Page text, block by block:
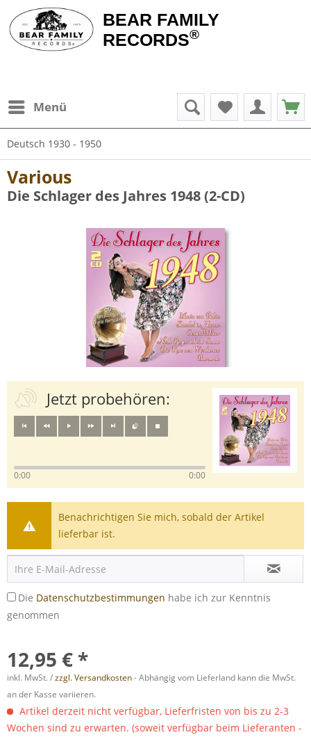
BEAR FAMILY
RECORDS®
Menü
Deutsch 1930 - 1950
Various
Die Schlager des Jahres 1948 (2-CD)
Jetzt probehören:
0:00 0:00
Benachrichtigen Sie mich, sobald der Artikel
lieferbar ist.
Die Datenschutzbestimmungen habe ich zur Kenntnis
genommen
12,95 € *
inkl. MwSt. /zzgl. Versandkosten- Abhängig vom Lieferland kann die MwSt.
an der Kasse variieren.
Artikel derzeit nicht verfügbar, Lieferfristen von bis zu 2-3
Wochen sind zu erwarten. (soweit verfügbar beim Lieferanten -